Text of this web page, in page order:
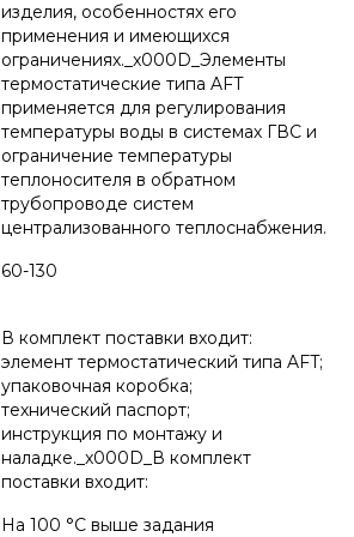
изделия, особенностях его
применения и имеющихся
ограничениях._x000D_Элементы
термостатические типа AFT
применяется для регулирования
температуры воды в системах ГВС и
ограничение температуры
теплоносителя в обратном
трубопроводе систем
централизованного теплоснабжения.
60-130
В комплект поставки входит:
элемент термостатический типа AFT;
упаковочная коробка;
технический паспорт;
инструкция по монтажу и
наладке._x000D_В комплект
поставки входит:
На 100 °C выше задания